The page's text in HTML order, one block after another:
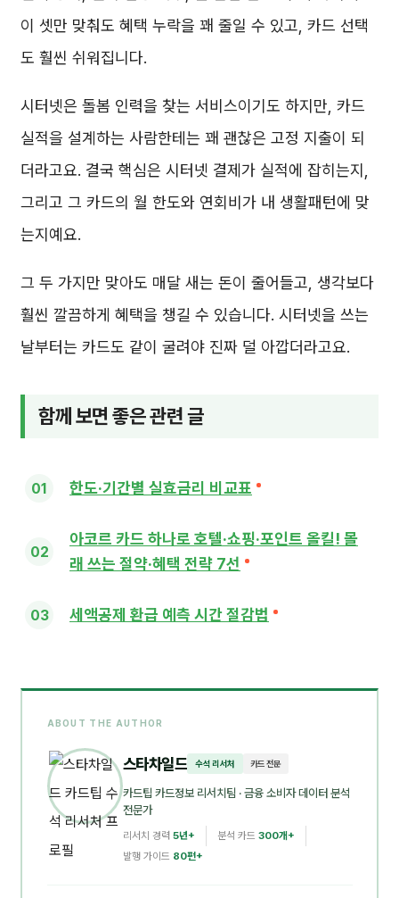
이 셋만 맞춰도 혜택 누락을 꽤 줄일 수 있고, 카드 선택
도 훨씬 쉬워집니다.
시터넷은 돌봄 인력을 찾는 서비스이기도 하지만, 카드
실적을 설계하는 사람한테는 꽤 괜찮은 고정 지출이 되
더라고요. 결국 핵심은 시터넷 결제가 실적에 잡히는지,
그리고 그 카드의 월 한도와 연회비가 내 생활패턴에 맞
는지예요.
그 두 가지만 맞아도 매달 새는 돈이 줄어들고, 생각보다
훨씬 깔끔하게 혜택을 챙길 수 있습니다. 시터넷을 쓰는
날부터는 카드도 같이 굴려야 진짜 덜 아깝더라고요.
함께 보면 좋은 관련 글
한도·기간별 실효금리 비교표
아코르 카드 하나로 호텔·쇼핑·포인트 올킬! 몰
래 쓰는 절약·혜택 전략 7선
세액공제 환급 예측 시간 절감법
ABOUT THE AUTHOR
스타차일드 수석 리서처 카드 전문
카드팁 카드정보 리서치팀 · 금융 소비자 데이터 분석
전문가
리서치 경력 5년+ 분석 카드 300개+
발행 가이드 80편+